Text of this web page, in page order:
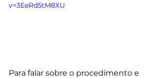
v=3EeRd5tM8XU
Para falar sobre o procedimento e